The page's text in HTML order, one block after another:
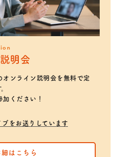
明会
オンライン説明会を無料で定
加ください！
をお送りしています
細はこちら